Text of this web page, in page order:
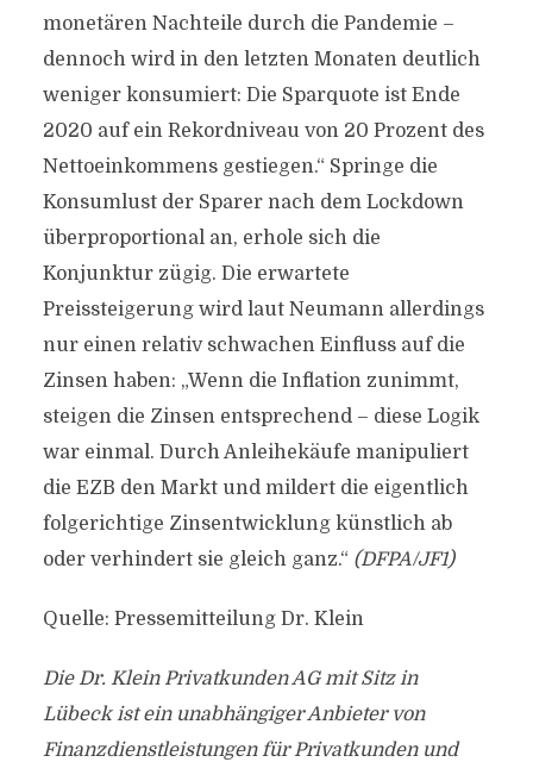
monetären Nachteile durch die Pandemie –
dennoch wird in den letzten Monaten deutlich
weniger konsumiert: Die Sparquote ist Ende
2020 auf ein Rekordniveau von 20 Prozent des
Nettoeinkommens gestiegen.“ Springe die
Konsumlust der Sparer nach dem Lockdown
überproportional an, erhole sich die
Konjunktur zügig. Die erwartete
Preissteigerung wird laut Neumann allerdings
nur einen relativ schwachen Einfluss auf die
Zinsen haben: „Wenn die Inflation zunimmt,
steigen die Zinsen entsprechend – diese Logik
war einmal. Durch Anleihekäufe manipuliert
die EZB den Markt und mildert die eigentlich
folgerichtige Zinsentwicklung künstlich ab
oder verhindert sie gleich ganz.“ (DFPA/JF1)
Quelle: Pressemitteilung Dr. Klein
Die Dr. Klein Privatkunden AG mit Sitz in
Lübeck ist ein unabhängiger Anbieter von
Finanzdienstleistungen für Privatkunden und